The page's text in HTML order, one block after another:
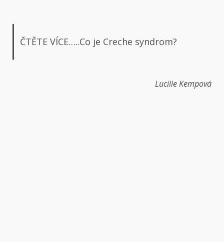
ČTĚTE VÍCE…..Co je Creche syndrom?
Lucille Kempová